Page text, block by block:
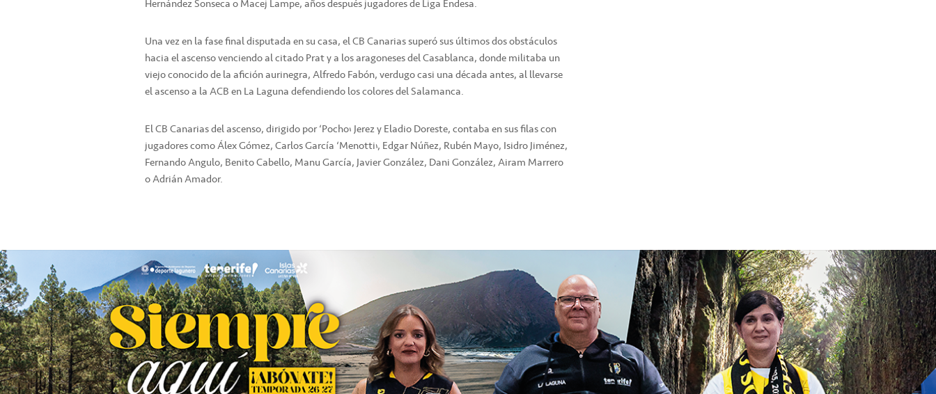
Una vez en la fase final disputada en su casa, el CB Canarias superó sus últimos dos obstáculos
hacia el ascenso venciendo al citado Prat y a los aragoneses del Casablanca, donde militaba un
viejo conocido de la afición aurinegra, Alfredo Fabón, verdugo casi una década antes, al llevarse
el ascenso a la ACB en La Laguna defendiendo los colores del Salamanca.
El CB Canarias del ascenso, dirigido por ‘Pocho’ Jerez y Eladio Doreste, contaba en sus filas con
jugadores como Álex Gómez, Carlos García ‘Menotti’, Edgar Núñez, Rubén Mayo, Isidro Jiménez,
Fernando Angulo, Benito Cabello, Manu García, Javier González, Dani González, Airam Marrero
o Adrián Amador.